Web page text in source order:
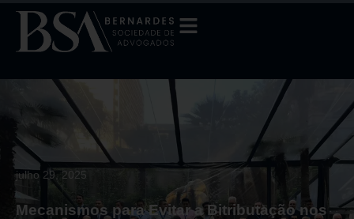
julho 29, 2025
Mecanismos para Evitar a Bitributação nos